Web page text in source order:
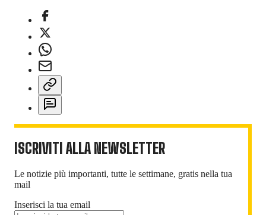
ISCRIVITI ALLA NEWSLETTER
Le notizie più importanti, tutte le settimane, gratis nella tua
mail
Inserisci la tua email